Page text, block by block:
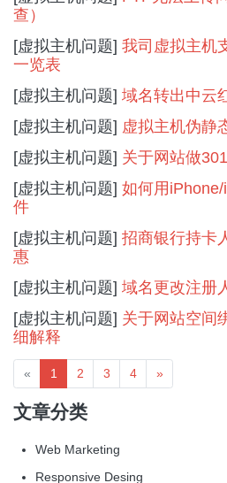
查）
[虚拟主机问题] 我司虚拟主机
一览表
[虚拟主机问题] 域名转出中云
[虚拟主机问题] 虚拟主机伪静
[虚拟主机问题] 关于网站做
[虚拟主机问题] 如何用
件
[虚拟主机问题] 招商银行持卡
惠
[虚拟主机问题] 域名更改注册
[虚拟主机问题] 关于网站空间
细解释
«Previous
1 2 3 4 »Next
文章分类
Web Marketing
Responsive Desing